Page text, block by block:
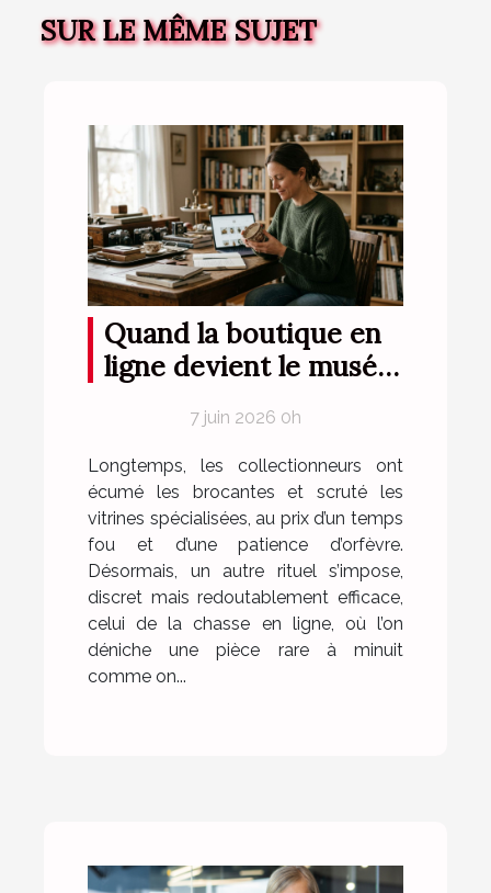
SUR LE MÊME SUJET
Quand la boutique en
ligne devient le musée
collectionneurs
7 juin 2026 0h
Longtemps, les collectionneurs ont
écumé les brocantes et scruté les
vitrines spécialisées, au prix d’un temps
fou et d’une patience d’orfèvre.
Désormais, un autre rituel s’impose,
discret mais redoutablement efficace,
celui de la chasse en ligne, où l’on
déniche une pièce rare à minuit
comme on...